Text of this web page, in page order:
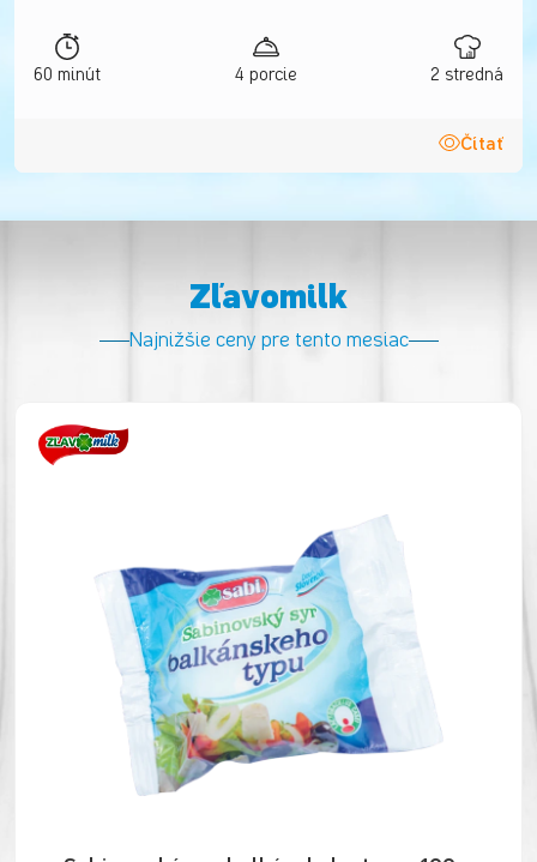
60 minút 4 porcie 2 stredná
Čítať
Zľavomilk
Najnižšie ceny pre tento mesiac